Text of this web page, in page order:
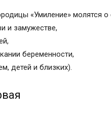
«Умиление» молятся
и замужестве,
беременности,
детей и близких).